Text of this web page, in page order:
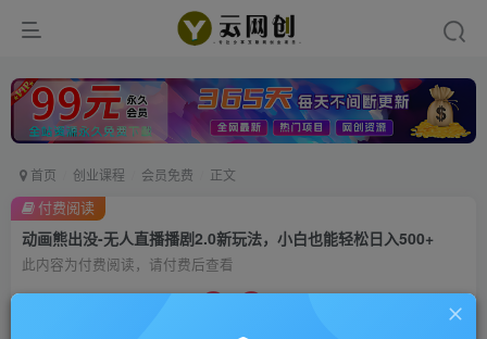
首页 创业课程 会员免费 正文
动画熊出没-无人直播播剧2.0新玩法，小白也能轻松日入500+
此内容为付费阅读，请付费后查看
9.9
付费阅读